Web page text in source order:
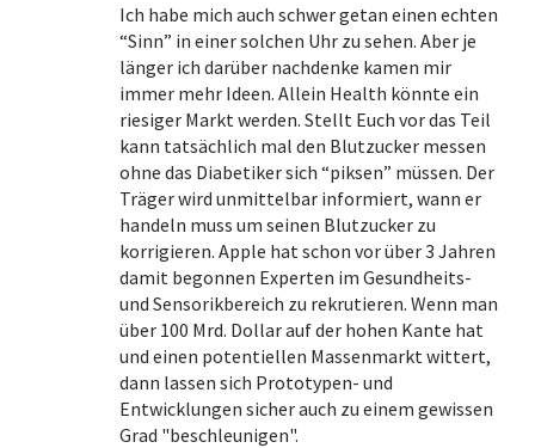
Ich habe mich auch schwer getan einen echten
“Sinn” in einer solchen Uhr zu sehen. Aber je
länger ich darüber nachdenke kamen mir
immer mehr Ideen. Allein Health könnte ein
riesiger Markt werden. Stellt Euch vor das Teil
kann tatsächlich mal den Blutzucker messen
ohne das Diabetiker sich “piksen” müssen. Der
Träger wird unmittelbar informiert, wann er
handeln muss um seinen Blutzucker zu
korrigieren. Apple hat schon vor über 3 Jahren
damit begonnen Experten im Gesundheits-
und Sensorikbereich zu rekrutieren. Wenn man
über 100 Mrd. Dollar auf der hohen Kante hat
und einen potentiellen Massenmarkt wittert,
dann lassen sich Prototypen- und
Entwicklungen sicher auch zu einem gewissen
Grad "beschleunigen".